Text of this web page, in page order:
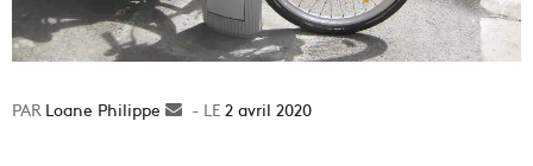
Loane Philippe
Envoyer2 avril 2020